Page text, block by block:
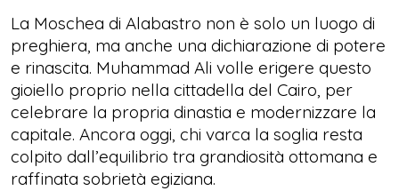
La Moschea di Alabastro non è solo un luogo di
preghiera, ma anche una dichiarazione di potere
e rinascita. Muhammad Ali volle erigere questo
gioiello proprio nella cittadella del Cairo, per
celebrare la propria dinastia e modernizzare la
capitale. Ancora oggi, chi varca la soglia resta
colpito dall’equilibrio tra grandiosità ottomana e
raffinata sobrietà egiziana.